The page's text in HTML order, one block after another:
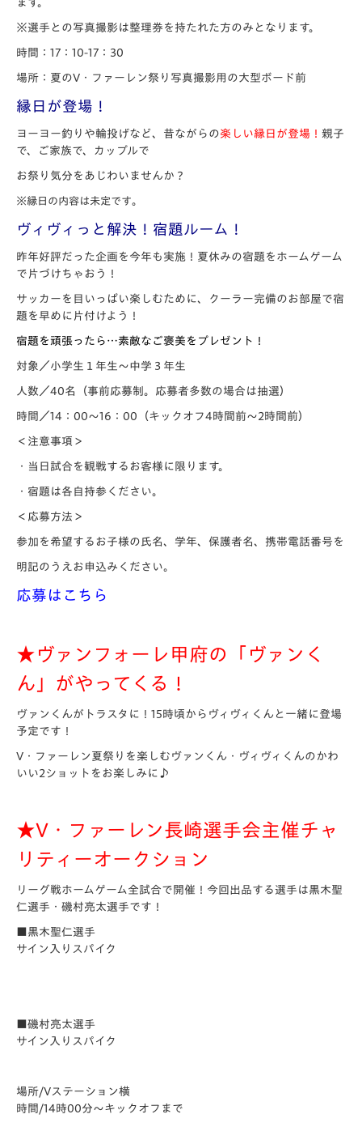
ます。
※選手との写真撮影は整理券を持たれた方のみとなります。
時間：17：10-17：30
場所：夏のV・ファーレン祭り写真撮影用の大型ボード前
縁日が登場！
ヨーヨー釣りや輪投げなど、昔ながらの楽しい縁日が登場！ 親子
で、ご家族で、カップルで
お祭り気分をあじわいませんか？
※縁日の内容は未定です。
ヴィヴィっと解決！宿題ルーム！
昨年好評だった企画を今年も実施！夏休みの宿題をホームゲーム
で片づけちゃおう！
サッカーを目いっぱい楽しむために、クーラー完備のお部屋で宿
題を早めに片付けよう！
宿題を頑張ったら…素敵なご褒美をプレゼント！
対象／小学生１年生～中学３年生
人数／40名（事前応募制。応募者多数の場合は抽選）
時間／14：00～16：00（キックオフ4時間前～2時間前）
＜注意事項＞
・当日試合を観戦するお客様に限ります。
・宿題は各自持参ください。
＜応募方法＞
参加を希望するお子様の氏名、学年、保護者名、携帯電話番号を
明記のうえお申込みください。
応募は こちら
★ヴァンフォーレ甲府の「ヴァンく
ん」がやってくる！
ヴァンくんがトラスタに！15時頃からヴィヴィくんと一緒に登場
予定です！
V・ファーレン夏祭りを楽しむヴァンくん・ヴィヴィくんのかわ
いい2ショットをお楽しみに♪
★V・ファーレン長崎選手会主催チャ
リティーオークション
リーグ戦ホームゲーム全試合で開催！今回出品する選手は黒木聖
仁選手 ・ 磯村亮太選手です！
■黒木聖仁選手
サイン入りスパイク
■磯村亮太選手
サイン入りスパイク
場所/Vステーション横
時間/14時00分～キックオフまで